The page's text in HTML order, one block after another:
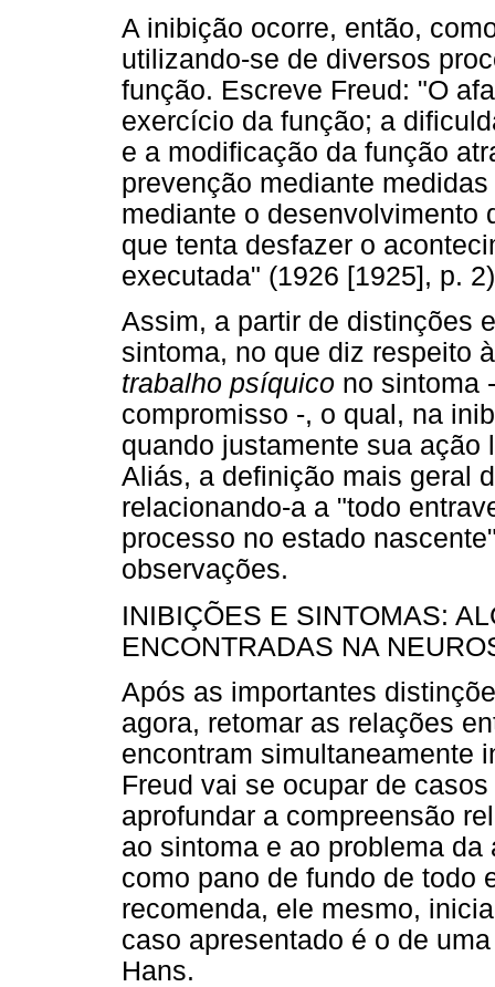
A inibição ocorre, então,
utilizando-se de diversos
função. Escreve Freud: "O
exercício da função; a
e a modificação da função
prevenção mediante
mediante o desenvolvimento
que tenta desfazer o
executada" (1926 [1925], p.
Assim, a partir de distinções
sintoma, no que diz respeito
trabalho psíquico no sintoma
compromisso -, o qual, na
quando justamente sua
Aliás, a definição mais geral
relacionando-a a "todo
processo no estado
observações.
INIBIÇÕES E SINTOMAS:
ENCONTRADAS NA
Após as importantes
agora, retomar as relações
encontram simultaneamente
Freud vai se ocupar de
aprofundar a compreensão
ao sintoma e ao problema
como pano de fundo de todo
recomenda, ele mesmo,
caso apresentado é o de
Hans.